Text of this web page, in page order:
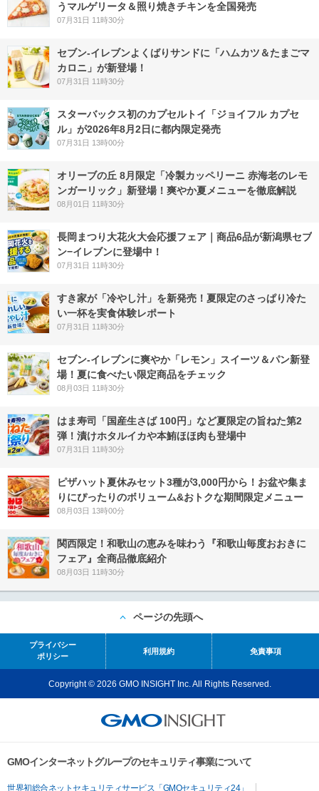
うマルゲリータ＆照り焼きチキンを全国発売
07月31日 11時30分
セブン‐イレブンよくばりサンドに「ハムカツ＆たまごマ
カロニ」が新登場！
07月31日 11時30分
スターバックス初のカプセルトイ「ジョイフル カプセ
ル」が2026年8月2日に都内限定発売
07月31日 13時00分
オリーブの丘 8月限定「冷製カッペリーニ 赤海老のレモ
ンガーリック」新登場！爽やか夏メニューを徹底解説
08月01日 11時30分
長岡まつり大花火大会応援フェア｜商品6品が新潟県セブ
ン−イレブンに登場中！
07月31日 11時30分
すき家が「冷やし汁」を新発売！夏限定のさっぱり冷た
い一杯を実食体験レポート
07月31日 11時30分
セブン‐イレブンに爽やか「レモン」スイーツ＆パン新登
場！夏に食べたい限定商品をチェック
08月03日 11時30分
はま寿司「国産生さば 100円」など夏限定の旨ねた第2
弾！漬けホタルイカや本鮪ほほ肉も登場中
07月31日 11時30分
ピザハット夏休みセット3種が3,000円から！お盆や集ま
りにぴったりのボリューム&おトクな期間限定メニュー
08月03日 13時00分
関西限定！和歌山の恵みを味わう『和歌山毎度おおきに
フェア』全商品徹底紹介
08月03日 11時30分
ページの先頭へ
プライバシー
ポリシー
利用規約 免責事項
Copyright © 2026 GMO INSIGHT Inc. All Rights Reserved.
GMOインターネットグループのセキュリティ事業について
世界初総合ネットセキュリティサービス「GMOセキュリティ24」